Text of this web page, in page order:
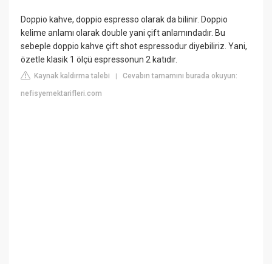
Doppio kahve, doppio espresso olarak da bilinir. Doppio
kelime anlamı olarak double yani çift anlamındadır. Bu
sebeple doppio kahve çift shot espressodur diyebiliriz. Yani,
özetle klasik 1 ölçü espressonun 2 katıdır.
Kaynak kaldırma talebi |Cevabın tamamını burada okuyun:
nefisyemektarifleri.com